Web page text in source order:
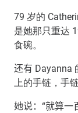
79 岁的
是她那只重达
食碗。
还有 Dayanna
上的手链，手
她说：“就算一